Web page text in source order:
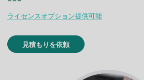
ライセンスオプション提供可能
見積もりを依頼